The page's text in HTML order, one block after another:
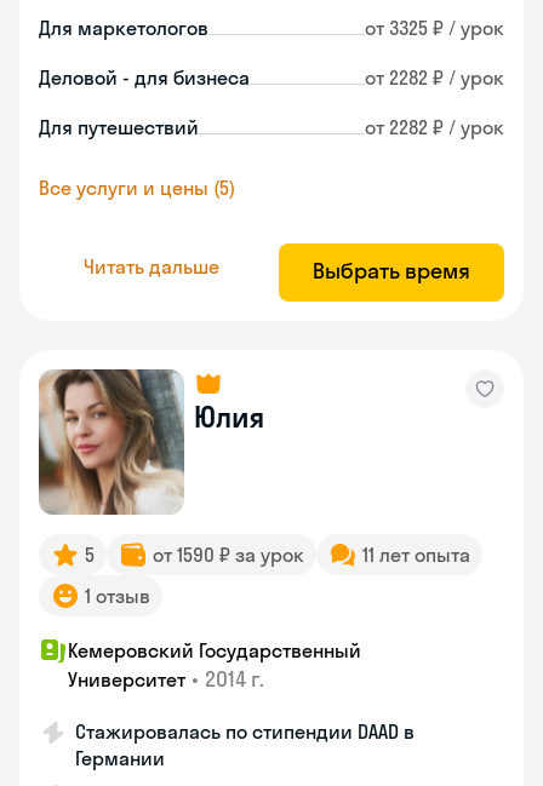
Для маркетологов от 3325 ₽ / урок
Деловой - для бизнеса от 2282 ₽ / урок
Для путешествий от 2282 ₽ / урок
Все услуги и цены (5)
Читать дальше Выбрать время
Юлия
5 от 1590 ₽ за урок
11 лет опыта
1 отзыв
Кемеровский Государственный
Университет • 2014 г.
Стажировалась по стипендии DAAD в
Германии